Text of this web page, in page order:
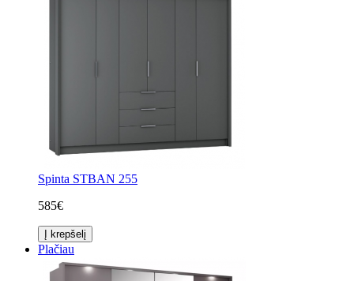
Spinta STBAN 255
585€
Į krepšelį
Plačiau